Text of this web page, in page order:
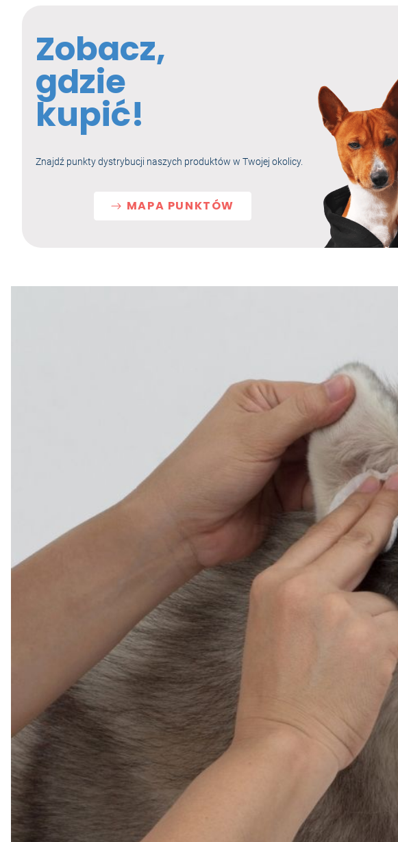
Zobacz,
gdzie
kupić!
Znajdź punkty dystrybucji naszych produktów w Twojej okolicy.
MAPA PUNKTÓW